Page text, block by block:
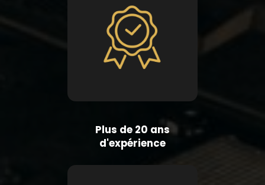
Plus de 20 ans
d'expérience